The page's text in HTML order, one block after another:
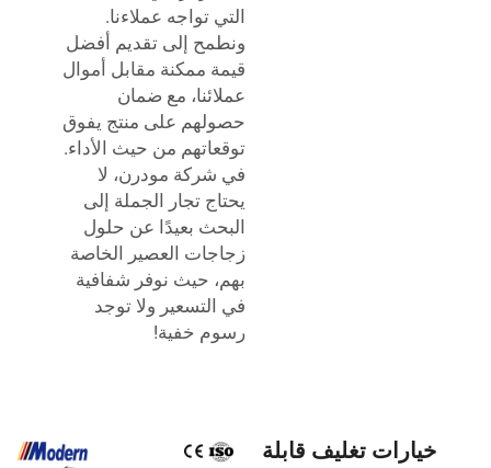
التي تواجه عملاءنا.
ونطمح إلى تقديم أفضل
قيمة ممكنة مقابل أموال
عملائنا، مع ضمان
حصولهم على منتج يفوق
توقعاتهم من حيث الأداء.
في شركة مودرن، لا
يحتاج تجار الجملة إلى
البحث بعيدًا عن حلول
زجاجات العصير الخاصة
بهم، حيث نوفر شفافية
في التسعير ولا توجد
رسوم خفية!
خيارات تغليف قابلة